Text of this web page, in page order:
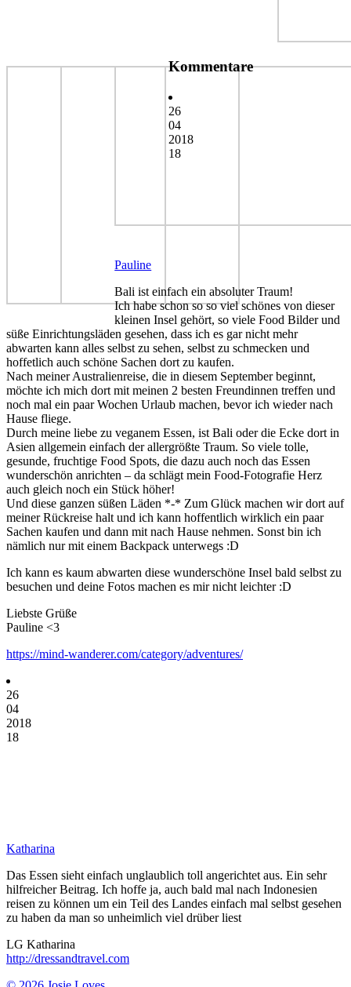
Kommentare
26
04
2018
18
Pauline
Bali ist einfach ein absoluter Traum!
Ich habe schon so so viel schönes von dieser
kleinen Insel gehört, so viele Food Bilder und
süße Einrichtungsläden gesehen, dass ich es gar nicht mehr
abwarten kann alles selbst zu sehen, selbst zu schmecken und
hoffetlich auch schöne Sachen dort zu kaufen.
Nach meiner Australienreise, die in diesem September beginnt,
möchte ich mich dort mit meinen 2 besten Freundinnen treffen und
noch mal ein paar Wochen Urlaub machen, bevor ich wieder nach
Hause fliege.
Durch meine liebe zu veganem Essen, ist Bali oder die Ecke dort in
Asien allgemein einfach der allergrößte Traum. So viele tolle,
gesunde, fruchtige Food Spots, die dazu auch noch das Essen
wunderschön anrichten – da schlägt mein Food-Fotografie Herz
auch gleich noch ein Stück höher!
Und diese ganzen süßen Läden *-* Zum Glück machen wir dort auf
meiner Rückreise halt und ich kann hoffentlich wirklich ein paar
Sachen kaufen und dann mit nach Hause nehmen. Sonst bin ich
nämlich nur mit einem Backpack unterwegs :D
Ich kann es kaum abwarten diese wunderschöne Insel bald selbst zu
besuchen und deine Fotos machen es mir nicht leichter :D
Liebste Grüße
Pauline <3
https://mind-wanderer.com/category/adventures/
26
04
2018
18
Katharina
Das Essen sieht einfach unglaublich toll angerichtet aus. Ein sehr
hilfreicher Beitrag. Ich hoffe ja, auch bald mal nach Indonesien
reisen zu können um ein Teil des Landes einfach mal selbst gesehen
zu haben da man so unheimlich viel drüber liest
LG Katharina
http://dressandtravel.com